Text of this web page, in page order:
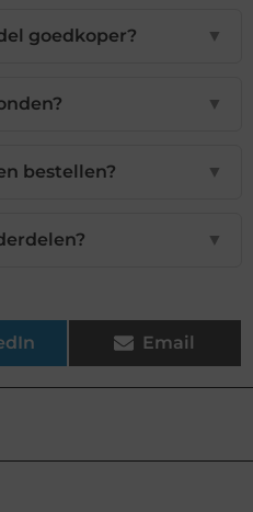
goedkoper? ▼
▼
bestellen? ▼
▼
Email